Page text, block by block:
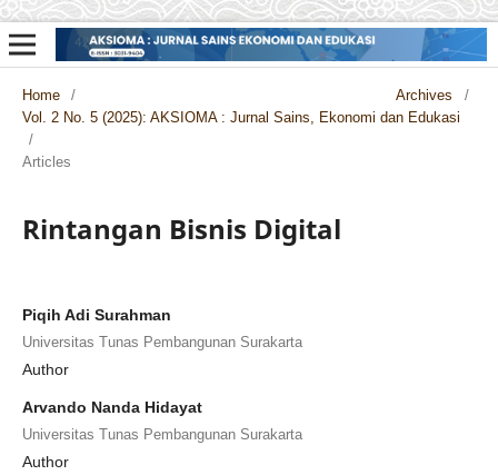
Home / Archives
/
Vol. 2 No. 5 (2025): AKSIOMA : Jurnal Sains, Ekonomi dan Edukasi
/
Articles
Rintangan Bisnis Digital
Piqih Adi Surahman
Universitas Tunas Pembangunan Surakarta
Author
Arvando Nanda Hidayat
Universitas Tunas Pembangunan Surakarta
Author